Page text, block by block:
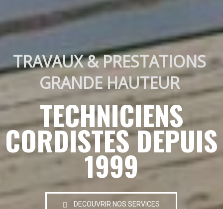
TRAVAUX & PRESTATIONS
GRANDE HAUTEUR
TECHNICIENS
CORDISTES DEPUIS
1999
DECOUVRIR NOS SERVICES